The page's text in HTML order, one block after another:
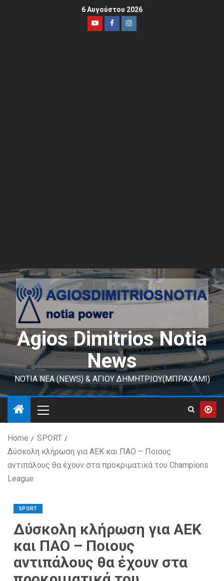
6 Αυγούστου 2026
Agios Dimitrios Notia
News
ΝΟΤΙΑ ΝΕΑ (NEWS) & ΑΓΙΟΥ ΔΗΜΗΤΡΙΟΥ(ΜΠΡΑΧΑΜΙ)
Home
SPORT
Δύσκολη κλήρωση για ΑΕΚ και ΠΑΟ – Ποιους
αντιπάλους θα έχουν στα προκριματικά του Champions
League
SPORT
Δύσκολη κλήρωση για ΑΕΚ
και ΠΑΟ – Ποιους
αντιπάλους θα έχουν στα